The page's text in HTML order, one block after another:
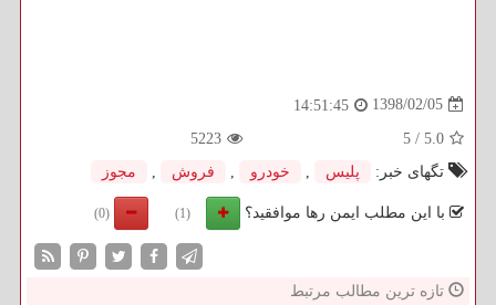
1398/02/05
14:51:45
5.0
/
5
5223
تگهای خبر:
پلیس خودرو فروش مجوز
با این مطلب ایمن رها موافقید؟ (1)
(0)
تازه ترین مطالب مرتبط